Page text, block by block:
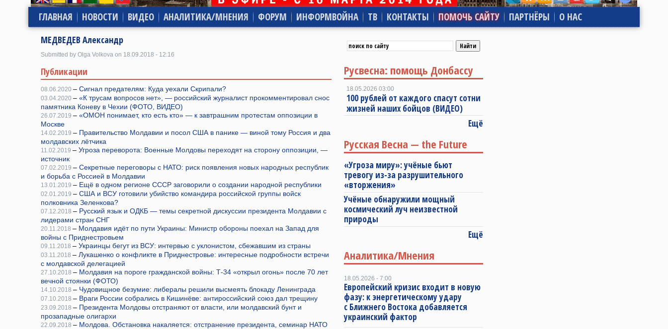
ГЛАВНАЯ НОВОСТИ ВИДЕО АНАЛИТИКА/МНЕНИЯ ФОРУМ ИНФОРМВОЙНА ТВ КОНТАКТЫ ПОМОЧЬ САЙТУ ПАРТНЁРЫ О НАС
МЕДВЕДЕВ Александр
Submitted by Olga Volkova on 18.09.2018 - 12:16
Публикации
08.06.2020 – Сигнал предателям: Куда уехали Скрипали?
03.04.2020 – «К трусам вопросов нет», — российский журналист прокомментировал снос
памятника Коневу в Чехии (ФОТО, ВИДЕО)
26.07.2019 – «ОМОН понимает, кто есть кто» — к завтрашним протестам оппозиции в
Москве
14.02.2019 – Правительство Молдавии и посол США в панике — виной тому Россия и два
молдавских лётчика
11.02.2019 – Угроза переворота: Военные Молдовы переходят на сторону оппозиции, —
источник
07.02.2019 – Секретные переговоры с НАТО: риск появления новых народных республик
и борьба с Россией в Молдавии
13.01.2019 – Ещё в одном регионе СССР заговорили о создании народной республики
02.01.2019 – США и ВСУ готовили убийство командира российской группы войск
полковника Зеленкова?
07.12.2018 – Русский язык и ОДКБ — темы секретной дискуссии президента Молдавии с
лидерами стран СНГ
20.11.2018 – Молдавия идёт по пути Украины: Министр обороны поехал на Запад для
войны с Приднестровьем
09.11.2018 – Украинцы бегут из ВСУ: интервью с уклонистом, сбежавшим из страны
03.11.2018 – Лукашенко о конфликте в Приднестровье: интересные подробности встречи
с молдавской делегацией
27.10.2018 – Молдавия на пороге гражданской войны: Т-34 «открыл огонь» после 70 лет
вечной стоянки (ФОТО)
14.10.2018 – Чудовищное безумие: либералы решили высмеять блокаду Ленинграда
07.10.2018 – Враги России собрались в Кишинёве: антироссийский союз дал трещину
23.09.2018 – Президента Молдовы отстраняют от власти, или молдавский бунт и
прозападные олигархи
22.09.2018 – Молдова. Обстановка накаляется: отстранение президента, семинар НАТО
Русвесна: помощь Донбассу
18.05.2026 03:00
100 рублей от каждого спасут сотни
жизней наших бойцов (ВИДЕО)
Ещё
Русская Весна — the Future
«Угроза миру»: учёные бьют
тревогу из-за разрушительного
«вторжения»
Учёные обнаружили мощный
космический луч неизвестной
природы
Ещё
Аналитика/Мнения
18.05.2026 - 7:00
Европейский кризис входит в новую
фазу: к энергетическому удару
с Ближнего Востока добавляется
украинский фактор